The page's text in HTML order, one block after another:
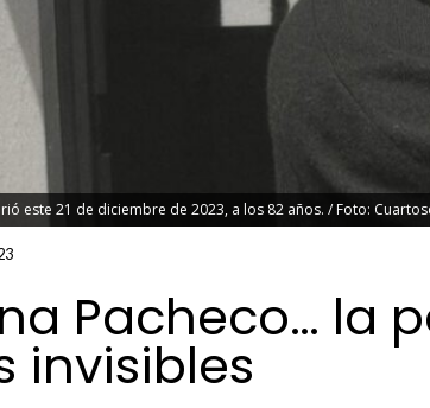
este 21 de diciembre de 2023, a los 82 años. / Foto:
Pacheco… la
invisibles